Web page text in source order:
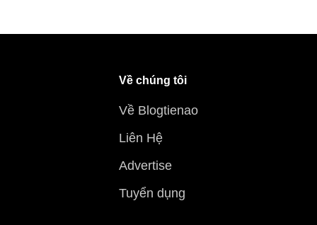
Về chúng tôi
Về Blogtienao
Liên Hệ
Advertise
Tuyển dụng